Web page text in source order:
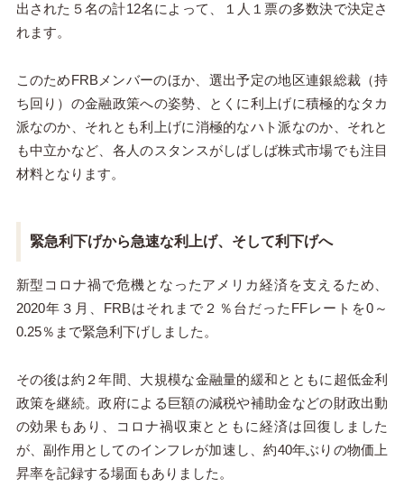
出された５名の計12名によって、１人１票の多数決で決定さ
れます。
このためFRBメンバーのほか、選出予定の地区連銀総裁（持
ち回り）の金融政策への姿勢、とくに利上げに積極的なタカ
派なのか、それとも利上げに消極的なハト派なのか、それと
も中立かなど、各人のスタンスがしばしば株式市場でも注目
材料となります。
緊急利下げから急速な利上げ、そして利下げへ
新型コロナ禍で危機となったアメリカ経済を支えるため、
2020年３月、FRBはそれまで２％台だったFFレートを0～
0.25％まで緊急利下げしました。
その後は約２年間、大規模な金融量的緩和とともに超低金利
政策を継続。政府による巨額の減税や補助金などの財政出動
の効果もあり、コロナ禍収束とともに経済は回復しました
が、副作用としてのインフレが加速し、約40年ぶりの物価上
昇率を記録する場面もありました。